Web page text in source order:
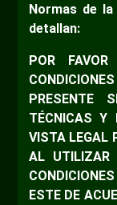
Normas de
detallan:
POR
PRESENTE
TÉCNICAS Y
VISTA LEGAL
AL UTILIZAR
ESTE DE